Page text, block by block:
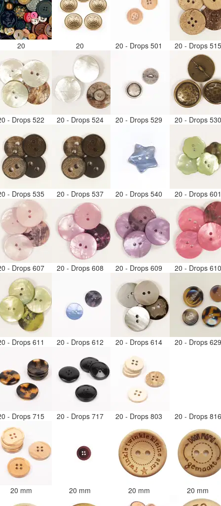
20 20 20 - Drops 501 20 - Drops
- Drops 522 20 - Drops 524 20 - Drops 529 20 - Drops
- Drops 535 20 - Drops 537 20 - Drops 540 20 - Drops
- Drops 607 20 - Drops 608 20 - Drops 609 20 - Drops
- Drops 611 20 - Drops 612 20 - Drops 614 20 - Drops
- Drops 715 20 - Drops 717 20 - Drops 803 20 - Drops
20 mm 20 mm 20 mm 20 mm